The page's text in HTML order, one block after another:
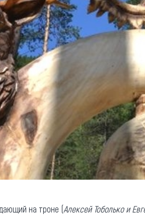
на троне (Алексей Тоболько и